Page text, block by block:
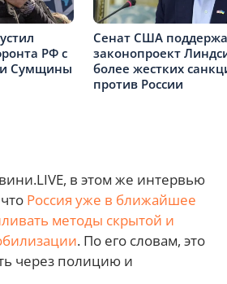
РФ с
Сумщины
Сенат США
законопроект
более жестких
против России
в этом же интервью
Россия уже в ближайшее
методы скрытой и
. По его словам, это
через полицию и